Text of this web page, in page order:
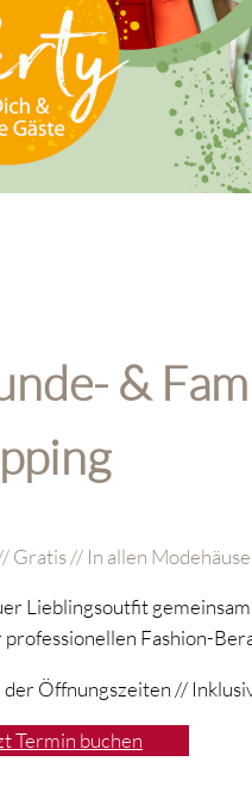
&
Gratis // In allen
Lieblingsoutfit
professionellen Fashion-
Öffnungszeiten //
Termin buchen